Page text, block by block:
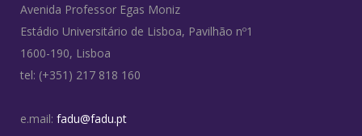
Avenida Professor Egas Moniz
Estádio Universitário de Lisboa, Pavilhão nº1
1600-190, Lisboa
tel: (+351) 217 818 160
e.mail: fadu@fadu.pt